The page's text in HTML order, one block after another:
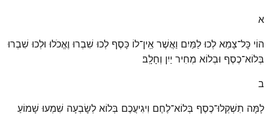
א
הוֹי כׇּל־צָמֵא לְכוּ לַמַּיִם וַאֲשֶׁר אֵֽין־לוֹ כָּסֶף לְכוּ שִׁבְרוּ וֶאֱכֹלוּ וּלְכוּ שִׁבְרוּ
בְּלוֹא־כֶסֶף וּבְלוֹא מְחִיר יַיִן וְחָלָֽב׃
ב
לָמָּה תִשְׁקְלוּ־כֶסֶף בְּלוֹא־לֶחֶם וִיגִיעֲכֶם בְּלוֹא לְשׇׂבְעָה שִׁמְעוּ שָׁמוֹעַ